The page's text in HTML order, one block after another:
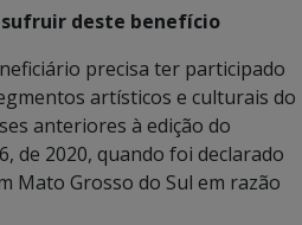
deste benefício
precisa ter participado
artísticos e culturais do
anteriores à edição do
de 2020, quando foi declarado
Mato Grosso do Sul em razão